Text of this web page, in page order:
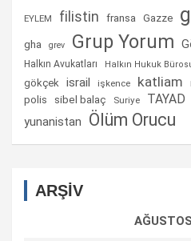
EYLEM filistin fransa Gazze
gha grev Grup Yorum
Halkın Avukatları Halkın Hukuk
gökçek israil işkence katliam
polis sibel balaç Suriye TAYAD
yunanistan
Ölüm Orucu
ARŞİV